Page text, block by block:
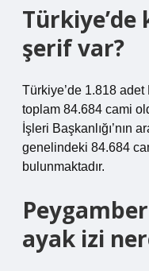
Türkiye’de
şerif var?
Türkiye’de 1.818
toplam 84.684 cami
İşleri Başkanlığı’nın
genelindeki 84.684
bulunmaktadır.
ayak izi